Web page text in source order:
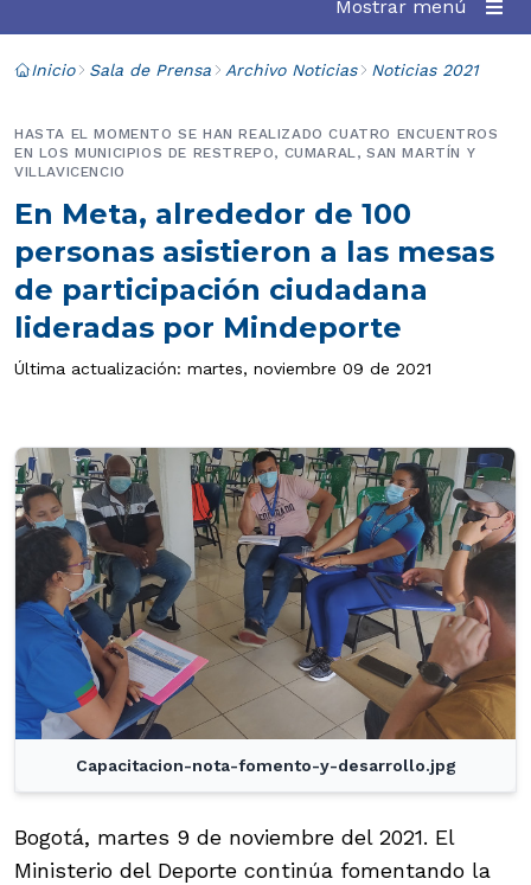
Mostrar menú
Inicio Sala de Prensa Archivo Noticias Noticias 2021
En Meta, alrededor de 100
personas asistieron a las mesas
de participación ciudadana
lideradas por Mindeporte
HASTA EL MOMENTO SE HAN REALIZADO CUATRO ENCUENTROS
EN LOS MUNICIPIOS DE RESTREPO, CUMARAL, SAN MARTÍN Y
VILLAVICENCIO
Última actualización: martes, noviembre 09 de 2021
Capacitacion-nota-fomento-y-desarrollo.jpg
Bogotá, martes 9 de noviembre del 2021. El
Ministerio del Deporte continúa fomentando la